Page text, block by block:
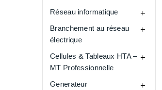
Réseau informatique

Branchement au réseau
électrique

Cellules & Tableaux HTA –
MT Professionnelle

Generateur 